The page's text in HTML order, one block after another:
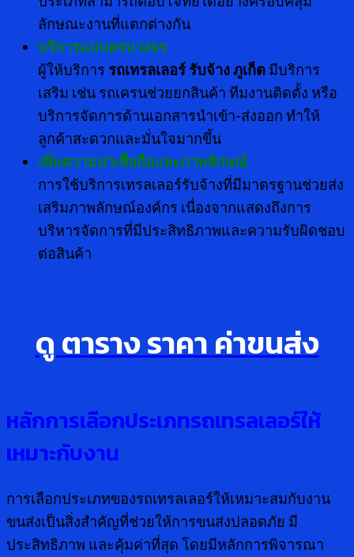
ลักษณะงานที่แตกต่างกัน
บริการแบบครบวงจร
ผู้ให้บริการ รถเทรลเลอร์ รับจ้าง ภูเก็ต มีบริการ
เสริม เช่น รถเครนช่วยยกสินค้า ทีมงานติดตั้ง หรือ
บริการจัดการด้านเอกสารนำเข้า-ส่งออก ทำให้
ลูกค้าสะดวกและมั่นใจมากขึ้น
เพิ่มความน่าเชื่อถือและภาพลักษณ์
การใช้บริการเทรลเลอร์รับจ้างที่มีมาตรฐานช่วยส่ง
เสริมภาพลักษณ์องค์กร เนื่องจากแสดงถึงการ
บริหารจัดการที่มีประสิทธิภาพและความรับผิดชอบ
ต่อสินค้า
ดู ตาราง ราคา ค่าขนส่ง
หลักการเลือกประเภทรถเทรลเลอร์ให้
เหมาะกับงาน
การเลือกประเภทของรถเทรลเลอร์ให้เหมาะสมกับงาน
ขนส่งเป็นสิ่งสำคัญที่ช่วยให้การขนส่งปลอดภัย มี
ประสิทธิภาพ และคุ้มค่าที่สุด โดยมีหลักการพิจารณา